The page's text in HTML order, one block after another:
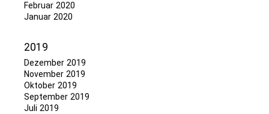
Februar 2020
Januar 2020
2019
Dezember 2019
November 2019
Oktober 2019
September 2019
Juli 2019